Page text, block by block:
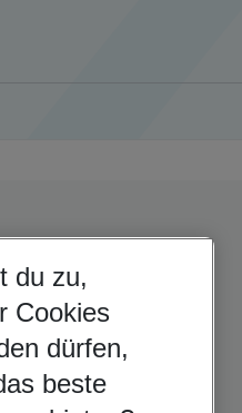
du zu,
Cookies
dürfen,
beste